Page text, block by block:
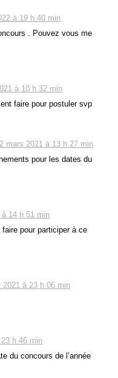
à 19 h 40 min
. Pouvez vous me
à 10 h 32 min
faire pour postuler svp
mars 2021 à 13 h 27 min
pour les dates du
14 h 51 min
pour participer à ce
2021 à 23 h 06 min
h 46 min
du concours de l’année